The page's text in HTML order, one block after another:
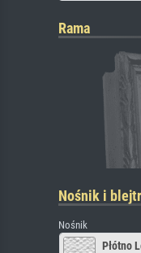
Rama
Nośnik i
Nośnik
Płótno